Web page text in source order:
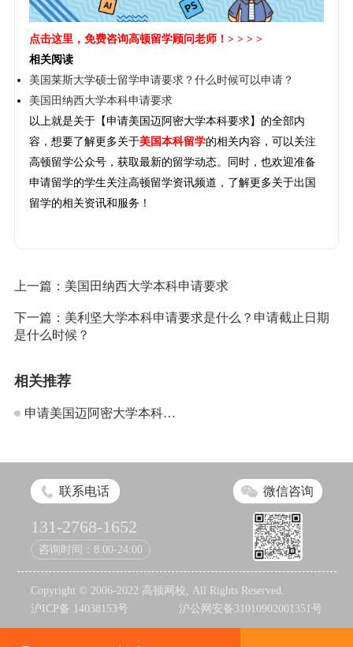
点击这里 ，免费咨询高顿留学顾问老师！> > > >
相关阅读
美国莱斯大学硕士留学申请要求？什么时候可以申请？
美国田纳西大学本科申请要求
以上就是关于【申请美国迈阿密大学本科要求】的全部内
容，想要了解更多关于美国本科留学的相关内容，可以关注
高顿留学公众号，获取最新的留学动态。同时，也欢迎准备
申请留学的学生关注高顿留学资讯频道，了解更多关于出国
留学的相关资讯和服务！
上一篇： 美国田纳西大学本科申请要求
下一篇： 美利坚大学本科申请要求是什么？申请截止日期
是什么时候？
相关推荐
申请美国迈阿密大学本科和
联系电话
131-2768-1652
咨询时间：8:00-24:00
微信咨询
Copyright © 2006-2022 高顿网校, All Rights Reserved.
沪ICP备 14038153号
沪公网安备31010902001351号